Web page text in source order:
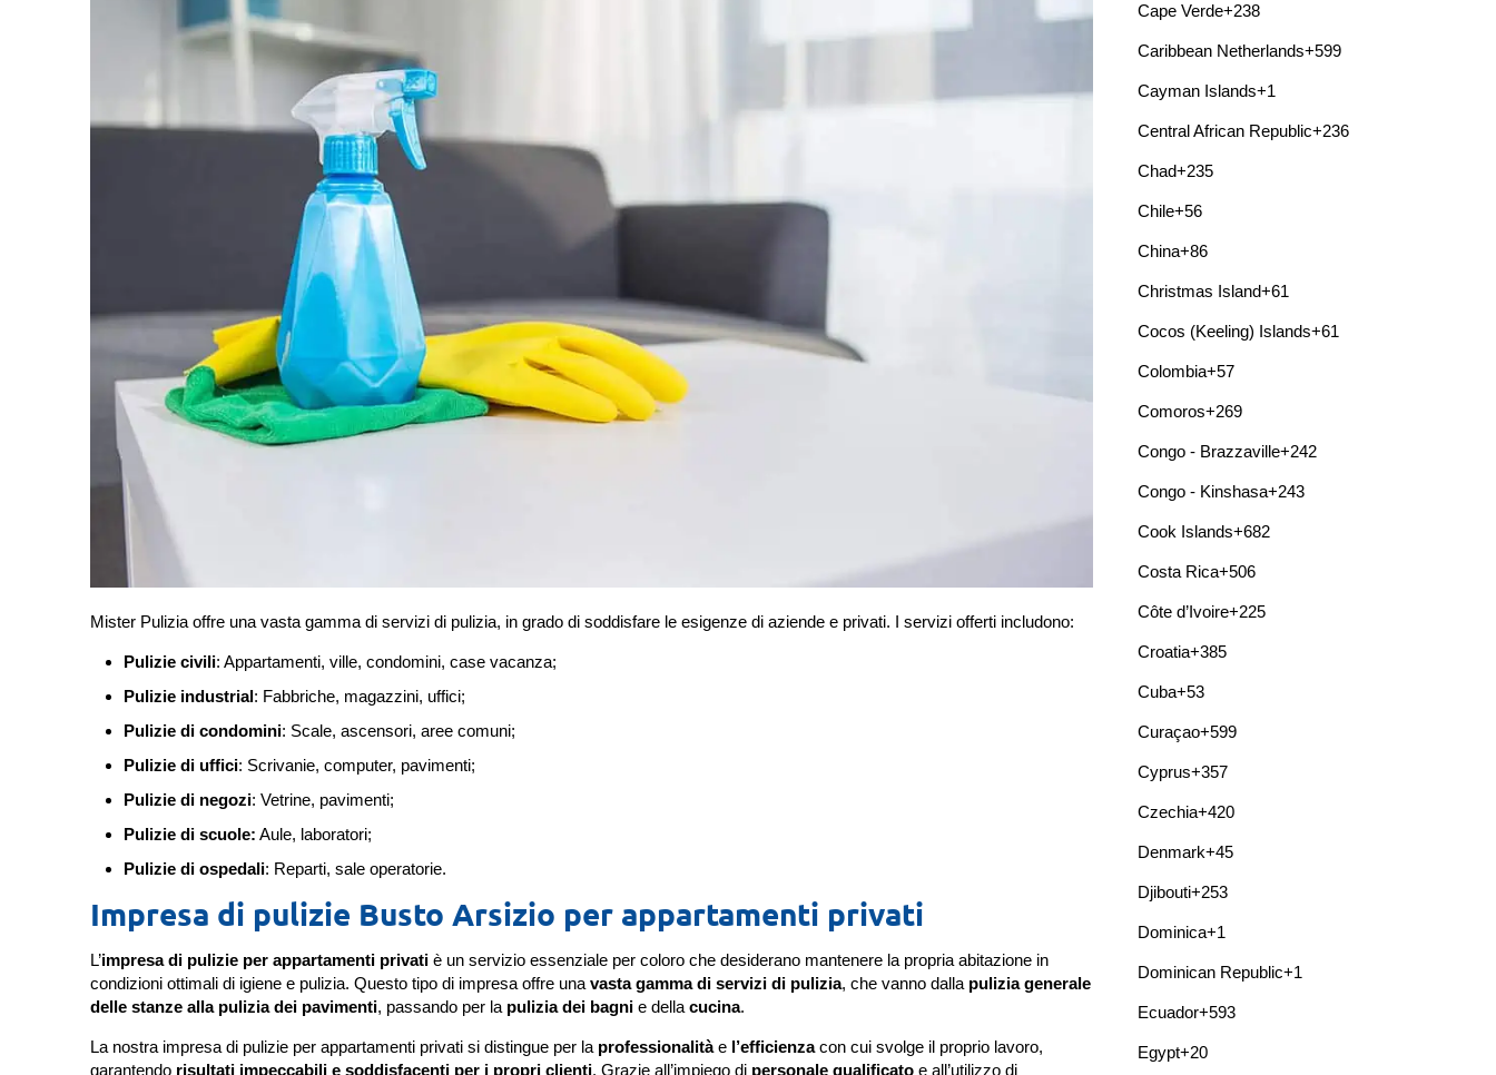
Mister Pulizia offre una vasta gamma di servizi di pulizia, in grado di soddisfare le esigenze di aziende e privati. I servizi offerti includono:
Pulizie civili: Appartamenti, ville, condomini, case vacanza;
Pulizie industrial: Fabbriche, magazzini, uffici;
Pulizie di condomini: Scale, ascensori, aree comuni;
Pulizie di uffici: Scrivanie, computer, pavimenti;
Pulizie di negozi: Vetrine, pavimenti;
Pulizie di scuole: Aule, laboratori;
Pulizie di ospedali: Reparti, sale operatorie.
Impresa di pulizie Busto Arsizio per appartamenti privati
L’impresa di pulizie per appartamenti privati è un servizio essenziale per coloro che desiderano mantenere la propria abitazione in
condizioni ottimali di igiene e pulizia. Questo tipo di impresa offre unavasta gamma di servizi di pulizia, che vanno dalla pulizia generale
delle stanze alla pulizia dei pavimenti, passando per la pulizia dei bagni e dellacucina.
La nostra impresa di pulizie per appartamenti privati si distingue per la professionalitàe l’efficienzacon cui svolge il proprio lavoro,
garantendo risultati impeccabili e soddisfacenti per i propri clienti. Grazie all’impiego di personale qualificato e all’utilizzo di
Cape Verde+238
Caribbean Netherlands+599
Cayman Islands+1
Central African Republic+236
Chad+235
Chile+56
China+86
Christmas Island+61
Cocos (Keeling) Islands+61
Colombia+57
Comoros+269
Congo - Brazzaville+242
Congo - Kinshasa+243
Cook Islands+682
Costa Rica+506
Côte d’Ivoire+225
Croatia+385
Cuba+53
Curaçao+599
Cyprus+357
Czechia+420
Denmark+45
Djibouti+253
Dominica+1
Dominican Republic+1
Ecuador+593
Egypt+20